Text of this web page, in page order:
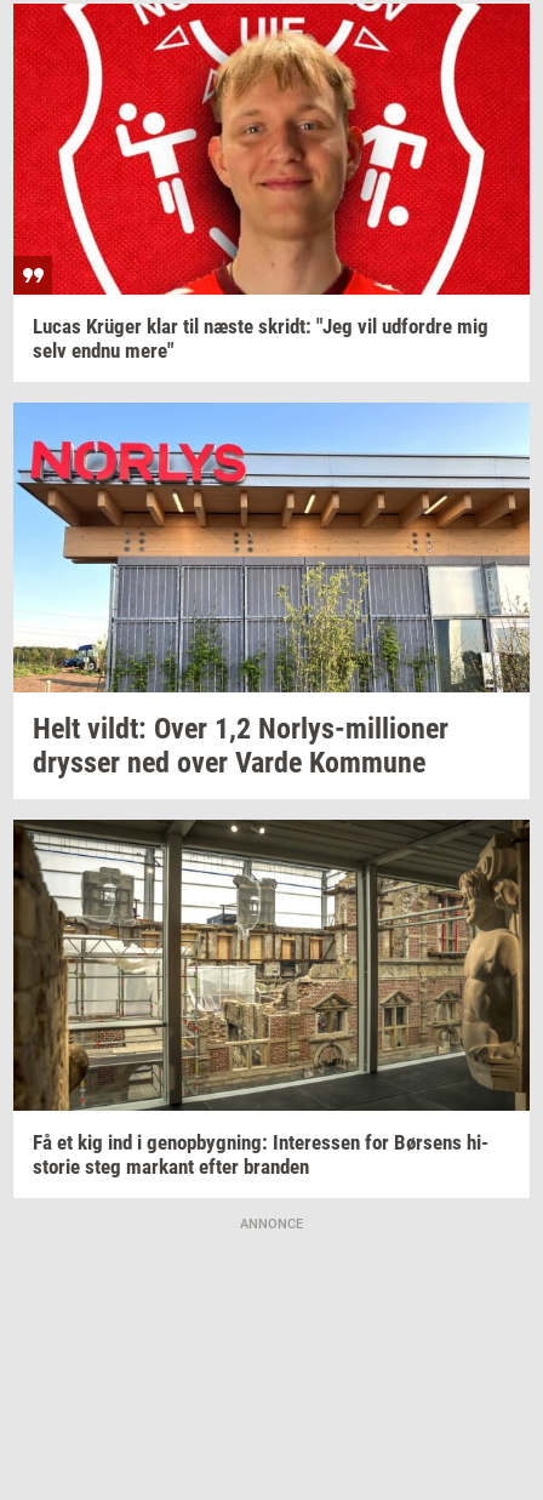
Lucas Krüger klar til næste skridt: "Jeg vil ud­for­dre mig
selv endnu mere"
Helt vildt: Over 1,2 Norlys-​millioner
drys­ser ned over Varde Kom­mu­ne
Få et kig ind i genop­byg­ning: In­ter­es­sen for Bør­sens hi­
sto­rie steg mar­kant efter bran­den
ANNONCE